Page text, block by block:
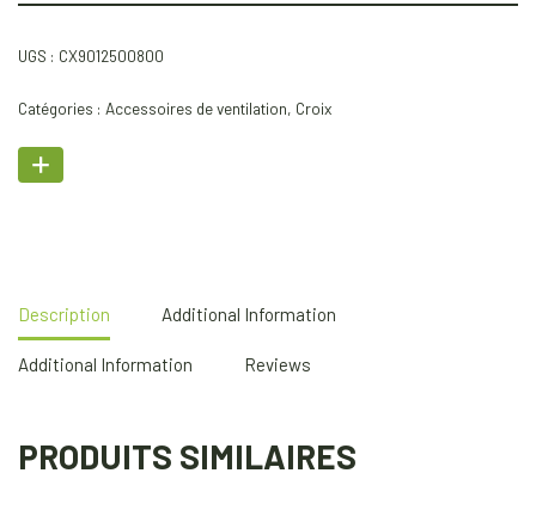
UGS : CX9012500800
Catégories : Accessoires de ventilation, Croix
Description Additional Information
Additional Information Reviews
PRODUITS SIMILAIRES